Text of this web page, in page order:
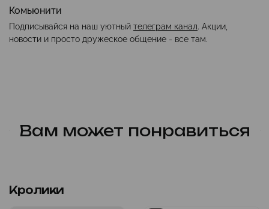
Комьюнити
Подписывайся на наш уютный телеграм канал. Акции,
новости и просто дружеское общение - все там.
Вам может понравиться
Кролики